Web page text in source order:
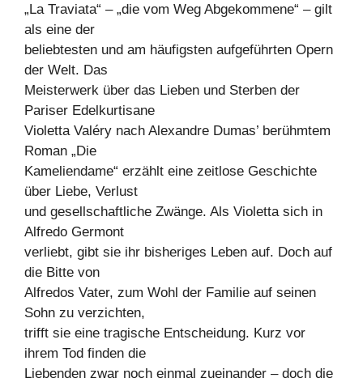
„La Traviata“ – „die vom Weg Abgekommene“ – gilt
als eine der
beliebtesten und am häufigsten aufgeführten Opern
der Welt. Das
Meisterwerk über das Lieben und Sterben der
Pariser Edelkurtisane
Violetta Valéry nach Alexandre Dumas’ berühmtem
Roman „Die
Kameliendame“ erzählt eine zeitlose Geschichte
über Liebe, Verlust
und gesellschaftliche Zwänge. Als Violetta sich in
Alfredo Germont
verliebt, gibt sie ihr bisheriges Leben auf. Doch auf
die Bitte von
Alfredos Vater, zum Wohl der Familie auf seinen
Sohn zu verzichten,
trifft sie eine tragische Entscheidung. Kurz vor
ihrem Tod finden die
Liebenden zwar noch einmal zueinander – doch die